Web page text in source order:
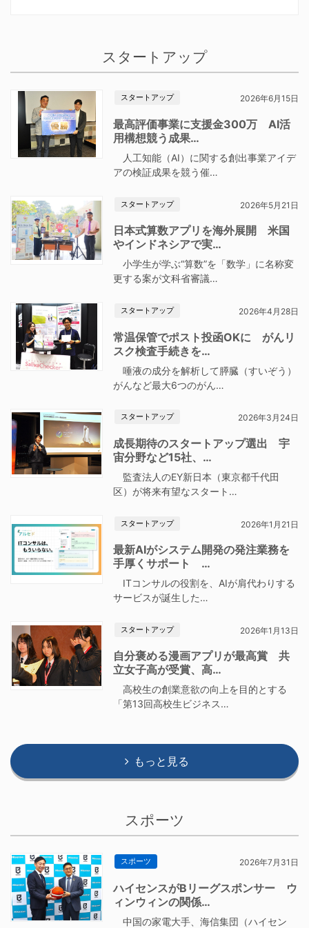
スタートアップ
スタートアップ 2026年6月15日
最高評価事業に支援金300万 AI活
用構想競う成果…
人工知能（AI）に関する創出事業アイデ
アの検証成果を競う催…
スタートアップ 2026年5月21日
日本式算数アプリを海外展開 米国
やインドネシアで実…
小学生が学ぶ“算数”を「数学」に名称変
更する案が文科省審議…
スタートアップ 2026年4月28日
常温保管でポスト投函OKに がんリ
スク検査手続きを…
唾液の成分を解析して膵臓（すいぞう）
がんなど最大6つのがん…
スタートアップ 2026年3月24日
成長期待のスタートアップ選出 宇
宙分野など15社、…
監査法人のEY新日本（東京都千代田
区）が将来有望なスタート…
スタートアップ 2026年1月21日
最新AIがシステム開発の発注業務を
手厚くサポート …
ITコンサルの役割を、AIが肩代わりする
サービスが誕生した…
スタートアップ 2026年1月13日
自分褒める漫画アプリが最高賞 共
立女子高が受賞、高…
高校生の創業意欲の向上を目的とする
「第13回高校生ビジネス…
もっと見る
スポーツ
スポーツ 2026年7月31日
ハイセンスがBリーグスポンサー ウ
ィンウィンの関係…
中国の家電大手、海信集団（ハイセン